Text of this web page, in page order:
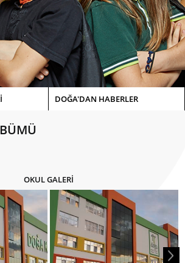
DOĞA'DAN HABERLER
OKUL GALERİ